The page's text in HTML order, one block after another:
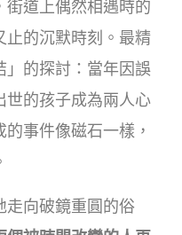
街道上偶然相遇時的
止的沉默時刻。最精
」的探討：當年因誤
世的孩子成為兩人心
事件像磁石一樣，
走向破鏡重圓的俗